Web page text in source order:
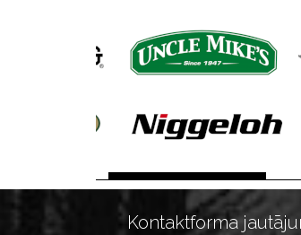
Kontaktforma